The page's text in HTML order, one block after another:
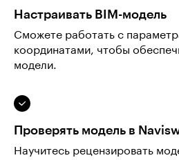
Настраивать BIM-модель
Сможете работать с
координатами, чтобы
модели.
Проверять модель в
Научитесь рецензировать